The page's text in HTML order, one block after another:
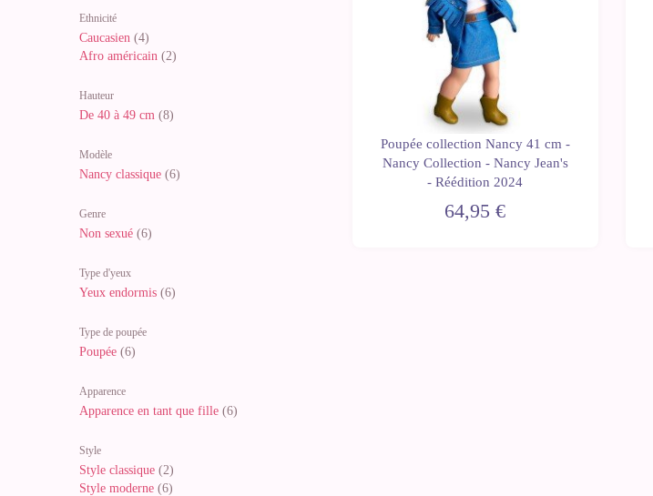
Ethnicité
Caucasien (4)
Afro américain (2)
Hauteur
De 40 à 49 cm (8)
Modèle
Nancy classique (6)
Genre
Non sexué (6)
Type d'yeux
Yeux endormis (6)
Type de poupée
Poupée (6)
Apparence
Apparence en tant que fille (6)
Style
Style classique (2)
Style moderne (6)
Poupée collection Nancy 41 cm -
Nancy Collection - Nancy Jean's
- Réédition 2024
64,95 €